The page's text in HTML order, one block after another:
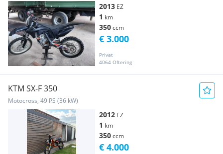
2013 EZ
1 km
350ccm
Privat
4064 Oftering
€ 3.000
KTM SX-F 350
Motocross, 49 PS (36 kW)
2012 EZ
1 km
350ccm
€ 4.000